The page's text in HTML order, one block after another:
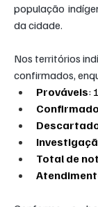
população
da cidade.
Nos territórios
confirmados,
Prováveis:
Total de